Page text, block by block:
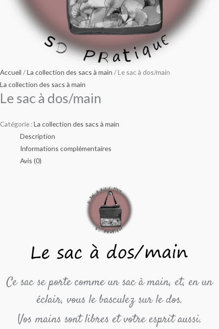
Accueil /La collection des sacs à main / Le sac à dos/main
La collection des sacs à main
Le sac à dos/main
Catégorie :La collection des sacs à main
Description
Informations complémentaires
Avis (0)
Ce sac se porte comme un sac à main, et, en un
éclair, vous le basculez sur le dos.
Vos mains sont libres et votre esprit aussi.